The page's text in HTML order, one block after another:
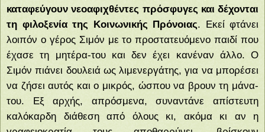
καταφεύγουν νεοαφιχθέντες πρόσφυγες και δέχονται
τη φιλοξενία της Κοινωνικής Πρόνοιας. Εκεί φτάνει
λοιπόν ο γέρος Σιμόν με το προστατευόμενο παιδί που
έχασε τη μητέρα-του και δεν έχει κανέναν άλλο. Ο
Σιμόν πιάνει δουλειά ως λιμενεργάτης, για να μπορέσει
να ζήσει αυτός και ο μικρός, ώσπου να βρουν τη μάνα-
του. Εξ αρχής, απρόσμενα, συναντάνε απίστευτη
καλόκαρδη διάθεση από όλους κι, ακόμα κι αν η